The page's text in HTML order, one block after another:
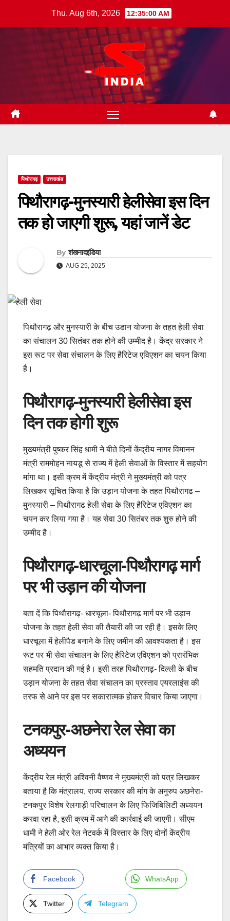
Thu. Aug 6th, 2026 12:35:01 AM
पिथोरागढ़ उत्तराखंड
पिथौरागढ़-मुनस्यारी हेलीसेवा इस दिन
तक हो जाएगी शुरू, यहां जानें डेट
By शंखनादइंडिया
AUG 25, 2025
पिथौरागढ़ और मुनस्यारी के बीच उडान योजना के तहत हेली सेवा
का संचालन 30 सितंबर तक होने की उम्मीद है। केंद्र सरकार ने
इस रूट पर सेवा संचालन के लिए हैरिटेज एविएशन का चयन किया
है।
पिथौरागढ़-मुनस्यारी हेलीसेवा इस
दिन तक होगी शुरू
मुख्यमंत्री पुष्कर सिंह धामी ने बीते दिनों केंद्रीय नागर विमानन
मंत्री राममोहन नायडू से राज्य में हेली सेवाओं के विस्तार में सहयोग
मांगा था। इसी क्रम में केंद्रीय मंत्री ने मुख्यमंत्री को पत्र
लिखकर सूचित किया है कि उड़ान योजना के तहत पिथौरागढ –
मुनस्यारी – पिथौरागढ हेली सेवा के लिए हैरिटेज एविएशन का
चयन कर लिया गया है। यह सेवा 30 सितंबर तक शुरु होने की
उम्मीद है।
पिथौरागढ़-धारचूला-पिथौरागढ़ मार्ग
पर भी उड़ान की योजना
बता दें कि पिथौरागढ़- धारचूला- पिथौरागढ़ मार्ग पर भी उड़ान
योजना के तहत हेली सेवा की तैयारी की जा रही है। इसके लिए
धारचूला में हेलीपैड बनाने के लिए जमीन की आवश्यकता है। इस
रूट पर भी सेवा संचालन के लिए हैरिटेज एविएशन को प्रारंभिक
सहमति प्रदान की गई है। इसी तरह पिथौरागढ़- दिल्ली के बीच
उड़ान योजना के तहत सेवा संचालन का प्रस्ताव एयरलाइंस की
तरफ से आने पर इस पर सकारात्मक होकर विचार किया जाएगा।
टनकपुर-अछनेरा रेल सेवा का
अध्ययन
केंद्रीय रेल मंत्री अश्विनी वैष्णव ने मुख्यमंत्री को पत्र लिखकर
बताया है कि मंत्रालय, राज्य सरकार की मांग के अनुरुप अछनेरा-
टनकपुर विशेष रेलगाड़ी परिचालन के लिए फिजिबिलिटी अध्ययन
करवा रहा है, इसी क्रम में आगे की कार्रवाई की जाएगी। सीएम
धामी ने हेली ओर रेल नेटवर्क में विस्तार के लिए दोनों केंद्रीय
मंत्रियों का आभार व्यक्त किया है।
Facebook WhatsApp
Twitter Telegram